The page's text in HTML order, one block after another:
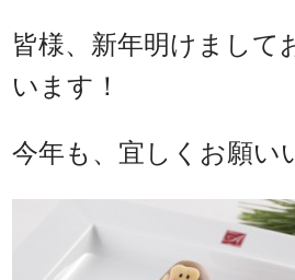
皆様、新年明けまして
います！
今年も、宜しくお願い